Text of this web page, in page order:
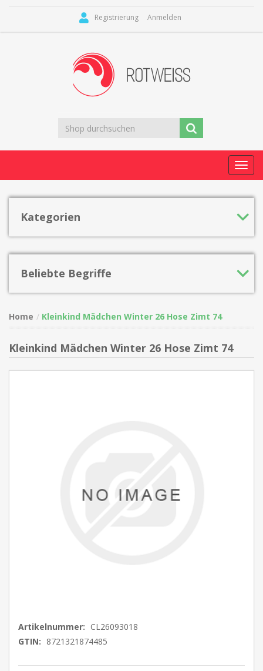
Registrierung Anmelden
Kategorien
Beliebte Begriffe
Home Kleinkind Mädchen Winter 26 Hose Zimt 74
Kleinkind Mädchen Winter 26 Hose Zimt 74
Artikelnummer: CL26093018
GTIN: 8721321874485